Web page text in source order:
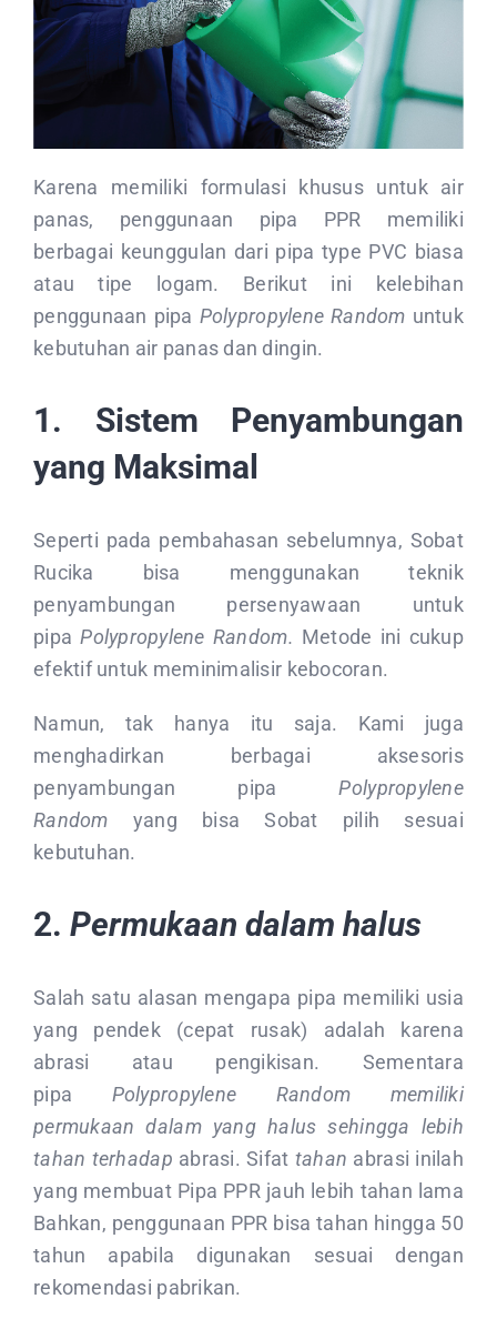
Karena memiliki formulasi khusus untuk air
panas, penggunaan pipa PPR memiliki
berbagai keunggulan dari pipa type PVC biasa
atau tipe logam. Berikut ini kelebihan
penggunaan pipa Polypropylene Random untuk
kebutuhan air panas dan dingin.
1. Sistem Penyambungan
yang Maksimal
Seperti pada pembahasan sebelumnya, Sobat
Rucika bisa menggunakan teknik
penyambungan persenyawaan untuk
pipaPolypropylene Random. Metode ini cukup
efektif untuk meminimalisir kebocoran.
Namun, tak hanya itu saja. Kami juga
menghadirkan berbagai aksesoris
penyambungan pipaPolypropylene
Random yang bisa Sobat pilih sesuai
kebutuhan.
2. Permukaan dalam halus
Salah satu alasan mengapa pipa memiliki usia
yang pendek (cepat rusak) adalah karena
abrasi atau pengikisan. Sementara
pipa Polypropylene Random memiliki
permukaan dalam yang halus sehingga lebih
tahan terhadap abrasi. Sifat tahan abrasi inilah
yang membuat Pipa PPR jauh lebih tahan lama
Bahkan, penggunaan PPR bisa tahan hingga 50
tahun apabila digunakan sesuai dengan
rekomendasi pabrikan.